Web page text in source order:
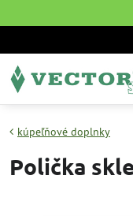
kúpeľňové doplnky
Polička